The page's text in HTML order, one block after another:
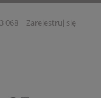
068
Zarejestruj się